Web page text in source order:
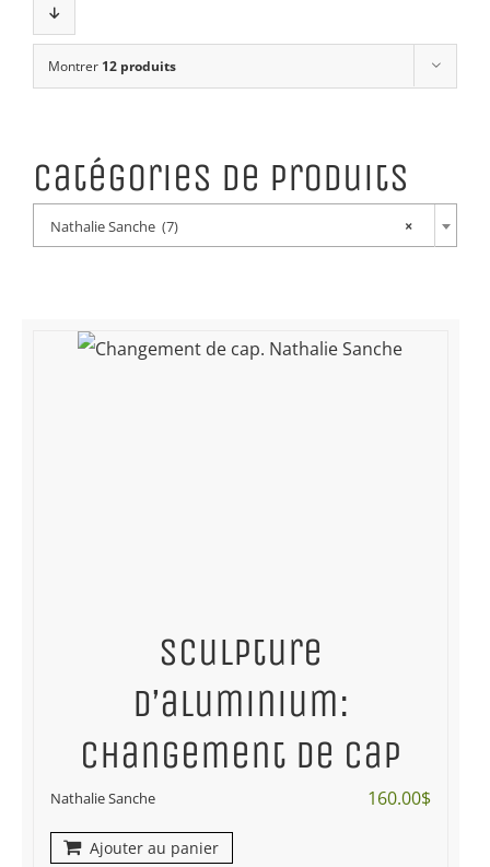
Montrer 12 produits
Catégories de produits
×
Nathalie Sanche (7)
Sculpture
d’aluminium:
Changement de cap
Nathalie Sanche 160.00$
Ajouter au panier